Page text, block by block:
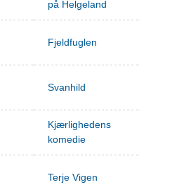
på Helgeland
Fjeldfuglen
Svanhild
Kjærlighedens
komedie
Terje Vigen